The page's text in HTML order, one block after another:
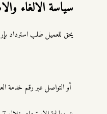
سياسة الالغاء
يحق للعميل طلب استرداد
أو التواصل عبر رقم خدمة